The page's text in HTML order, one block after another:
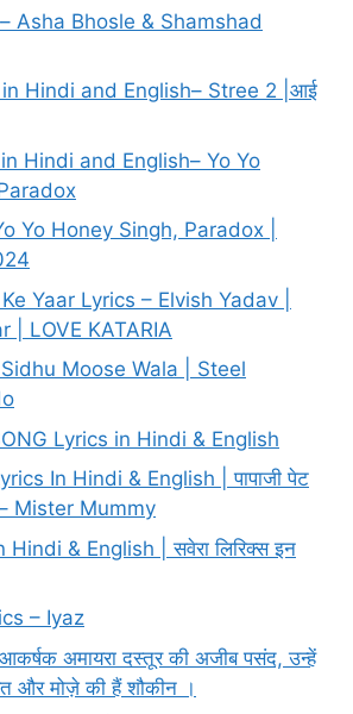
– Asha Bhosle & Shamshad
Hindi and English– Stree 2 |आई
Hindi and English– Yo Yo
Yo Honey Singh, Paradox |
Ke Yaar Lyrics – Elvish Yadav |
| LOVE KATARIA
Moose Wala | Steel
Lyrics in Hindi & English
In Hindi & English | पापाजी पेट
– Mister Mummy
& English | सवेरा लिरिक्स इन
– Iyaz
अमायरा दस्तूर की अजीब पसंद, उन्हें
और मोज़े की हैं शौकीन ।